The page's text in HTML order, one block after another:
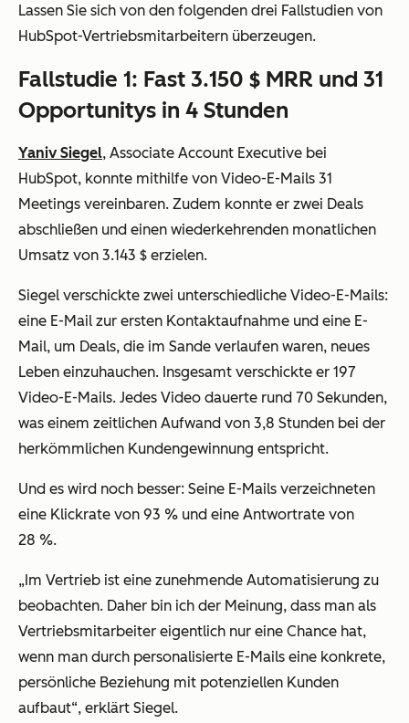
Lassen Sie sich von den folgenden drei Fallstudien von
HubSpot-Vertriebsmitarbeitern überzeugen.
Fallstudie 1: Fast 3.150 $ MRR und 31
Opportunitys in 4 Stunden
Yaniv Siegel, Associate Account Executive bei
HubSpot, konnte mithilfe von Video-E-Mails 31
Meetings vereinbaren. Zudem konnte er zwei Deals
abschließen und einen wiederkehrenden monatlichen
Umsatz von 3.143 $ erzielen.
Siegel verschickte zwei unterschiedliche Video-E-Mails:
eine E-Mail zur ersten Kontaktaufnahme und eine E-
Mail, um Deals, die im Sande verlaufen waren, neues
Leben einzuhauchen. Insgesamt verschickte er 197
Video-E-Mails. Jedes Video dauerte rund 70 Sekunden,
was einem zeitlichen Aufwand von 3,8 Stunden bei der
herkömmlichen Kundengewinnung entspricht.
Und es wird noch besser: Seine E-Mails verzeichneten
eine Klickrate von 93 % und eine Antwortrate von
28 %.
„Im Vertrieb ist eine zunehmende Automatisierung zu
beobachten. Daher bin ich der Meinung, dass man als
Vertriebsmitarbeiter eigentlich nur eine Chance hat,
wenn man durch personalisierte E-Mails eine konkrete,
persönliche Beziehung mit potenziellen Kunden
aufbaut“, erklärt Siegel.